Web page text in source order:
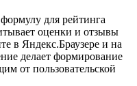
для рейтинга
оценки и отзывы
в Яндекс.Браузере и на
делает формирование
от пользовательской